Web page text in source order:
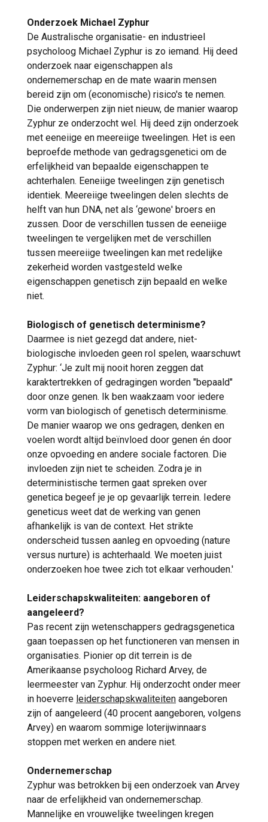
Onderzoek Michael Zyphur
De Australische organisatie- en industrieel
psycholoog Michael Zyphur is zo iemand. Hij deed
onderzoek naar eigenschappen als
ondernemerschap en de mate waarin mensen
bereid zijn om (economische) risico's te nemen.
Die onderwerpen zijn niet nieuw, de manier waarop
Zyphur ze onderzocht wel. Hij deed zijn onderzoek
met eeneiige en meereiige tweelingen. Het is een
beproefde methode van gedragsgenetici om de
erfelijkheid van bepaalde eigenschappen te
achterhalen. Eeneiige tweelingen zijn genetisch
identiek. Meereiige tweelingen delen slechts de
helft van hun DNA, net als ‘gewone' broers en
zussen. Door de verschillen tussen de eeneiige
tweelingen te vergelijken met de verschillen
tussen meereiige tweelingen kan met redelijke
zekerheid worden vastgesteld welke
eigenschappen genetisch zijn bepaald en welke
niet.
Biologisch of genetisch determinisme?
Daarmee is niet gezegd dat andere, niet-
biologische invloeden geen rol spelen, waarschuwt
Zyphur: ‘Je zult mij nooit horen zeggen dat
karaktertrekken of gedragingen worden "bepaald"
door onze genen. Ik ben waakzaam voor iedere
vorm van biologisch of genetisch determinisme.
De manier waarop we ons gedragen, denken en
voelen wordt altijd beïnvloed door genen én door
onze opvoeding en andere sociale factoren. Die
invloeden zijn niet te scheiden. Zodra je in
deterministische termen gaat spreken over
genetica begeef je je op gevaarlijk terrein. Iedere
geneticus weet dat de werking van genen
afhankelijk is van de context. Het strikte
onderscheid tussen aanleg en opvoeding (nature
versus nurture) is achterhaald. We moeten juist
onderzoeken hoe twee zich tot elkaar verhouden.'
Leiderschapskwaliteiten: aangeboren of
aangeleerd?
Pas recent zijn wetenschappers gedragsgenetica
gaan toepassen op het functioneren van mensen in
organisaties. Pionier op dit terrein is de
Amerikaanse psycholoog Richard Arvey, de
leermeester van Zyphur. Hij onderzocht onder meer
in hoeverre leiderschapskwaliteiten aangeboren
zijn of aangeleerd (40 procent aangeboren, volgens
Arvey) en waarom sommige loterijwinnaars
stoppen met werken en andere niet.
Ondernemerschap
Zyphur was betrokken bij een onderzoek van Arvey
naar de erfelijkheid van ondernemerschap.
Mannelijke en vrouwelijke tweelingen kregen